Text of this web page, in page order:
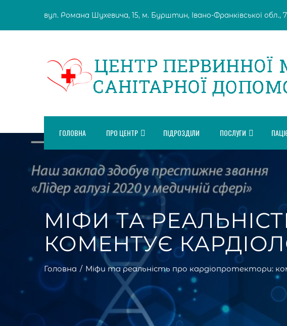
content
вул. Романа Шухевича, 15, м. Бурштин, Івано-Франківської обл.,
ГОЛОВНА ПРО ЦЕНТР ПІДРОЗДІЛИ ПОСЛУГИ
МІФИ ТА
КОМЕНТУЄ
Головна Міфи та реальність про кардіопротектори: